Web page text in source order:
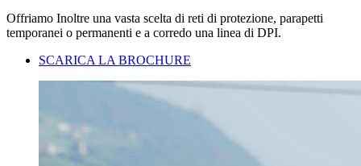
Offriamo Inoltre una vasta scelta di reti di protezione, parapetti
temporanei o permanenti e a corredo una linea di DPI.
SCARICA LA BROCHURE